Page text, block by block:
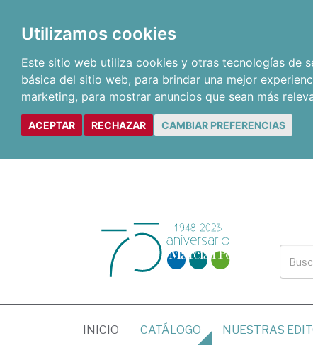
Utilizamos cookies
Este sitio web utiliza cookies y otras tecnologías de
básica del sitio web, para brindar una mejor
marketing, para mostrar anuncios que sean más
ACEPTAR RECHAZAR CAMBIAR PREFERENCIAS
INICIO (CURRENT)
CATÁLOGO NUESTRAS